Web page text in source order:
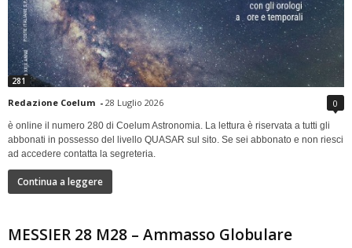
281
Redazione Coelum - 28 Luglio 2026 0
è online il numero 280 di Coelum Astronomia. La lettura è riservata a tutti gli
abbonati in possesso del livello QUASAR sul sito. Se sei abbonato e non riesci
ad accedere contatta la segreteria.
Continua a leggere
MESSIER 28 M28 – Ammasso Globulare